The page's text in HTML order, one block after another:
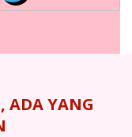
ADA YANG